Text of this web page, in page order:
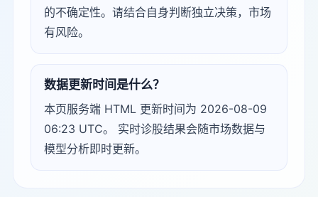
的不确定性。请结合自身判断独立决策，市场
有风险。
数据更新时间是什么？
本页服务端 HTML 更新时间为 2026-08-09
06:23 UTC。 实时诊股结果会随市场数据与
模型分析即时更新。